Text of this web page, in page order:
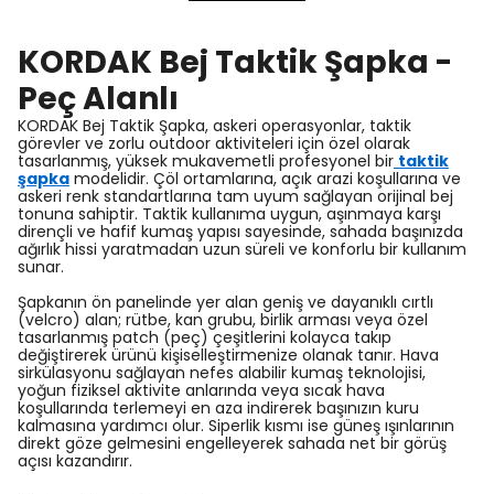
KORDAK Bej Taktik Şapka -
Peç Alanlı
KORDAK Bej Taktik Şapka, askeri operasyonlar, taktik
görevler ve zorlu outdoor aktiviteleri için özel olarak
tasarlanmış, yüksek mukavemetli profesyonel bir taktik
şapka modelidir. Çöl ortamlarına, açık arazi koşullarına ve
askeri renk standartlarına tam uyum sağlayan orijinal bej
tonuna sahiptir. Taktik kullanıma uygun, aşınmaya karşı
dirençli ve hafif kumaş yapısı sayesinde, sahada başınızda
ağırlık hissi yaratmadan uzun süreli ve konforlu bir kullanım
sunar.
Şapkanın ön panelinde yer alan geniş ve dayanıklı cırtlı
(velcro) alan; rütbe, kan grubu, birlik arması veya özel
tasarlanmış patch (peç) çeşitlerini kolayca takıp
değiştirerek ürünü kişiselleştirmenize olanak tanır. Hava
sirkülasyonu sağlayan nefes alabilir kumaş teknolojisi,
yoğun fiziksel aktivite anlarında veya sıcak hava
koşullarında terlemeyi en aza indirerek başınızın kuru
kalmasına yardımcı olur. Siperlik kısmı ise güneş ışınlarının
direkt göze gelmesini engelleyerek sahada net bir görüş
açısı kazandırır.